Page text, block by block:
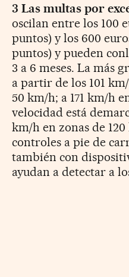
3 Las multas por
oscilan entre los 100
puntos) y los 600
puntos) y pueden
3 a 6 meses. La más
a partir de los 101
50 km/h; a 171 km/h
velocidad está
km/h en zonas de
controles a pie de
también con
ayudan a detectar a